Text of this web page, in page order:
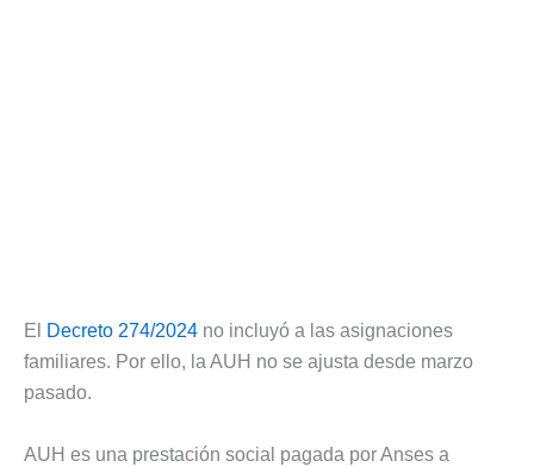
El Decreto 274/2024 no incluyó a las asignaciones
familiares. Por ello, la AUH no se ajusta desde marzo
pasado.
AUH es una prestación social pagada por Anses a